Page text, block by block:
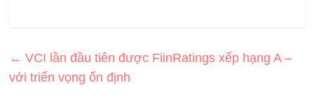
← VCI lần đầu tiên được FiinRatings xếp hạng A –
với triển vọng ổn định